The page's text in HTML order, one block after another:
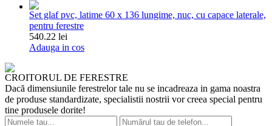
Set glaf pvc, latime 60 x 136 lungime, nuc, cu capace laterale,
pentru ferestre
540.22 lei
Adauga in cos
CROITORUL DE FERESTRE
Dacă dimensiunile ferestrelor tale nu se incadreaza in gama noastra
de produse standardizate, specialistii nostrii vor creea special pentru
tine produsele dorite!